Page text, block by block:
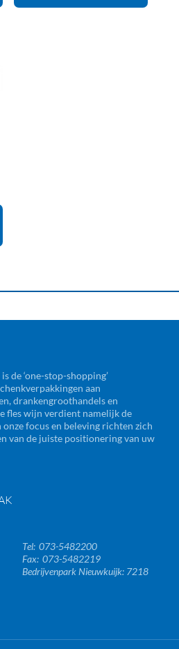
de ‘one-stop-shopping’
aan
drankengroothandels en
fles wijn verdient namelijk de
focus en beleving richten zich
van de juiste positionering van uw
073-5482200
073-5482219
Bedrijvenpark Nieuwkuijk: 7218